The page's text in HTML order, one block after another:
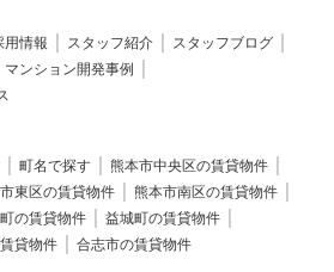
用情報 スタッフ紹介
スタッフブログ
マンション開発事例
町名で探す
熊本市中央区の賃貸物件
東区の賃貸物件
熊本市南区の賃貸物件
の賃貸物件
益城町の賃貸物件
貸物件 合志市の賃貸物件